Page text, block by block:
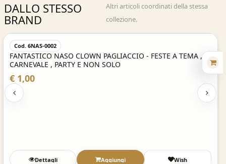
DALLO STESSO
BRAND
Altri articoli coordinati della stessa
collezione.
Acquisto Veloce
Cod. 6NAS-0002
FANTASTICO NASO CLOWN PAGLIACCIO - FESTE A TEMA ,
CARNEVALE , PARTY E NON SOLO
€ 1,00
Dettagli Aggiungi Wish